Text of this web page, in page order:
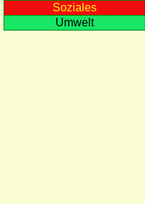
Soziales
Umwelt